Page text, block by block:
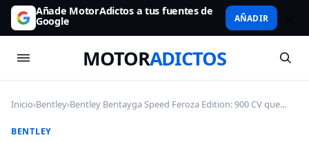
Añade MotorAdictos a tus fuentes de
Google AÑADIR
MOTORADICTOS
Inicio›Bentley›Bentley Bentayga Speed Feroza Edition: 900 CV que...
BENTLEY